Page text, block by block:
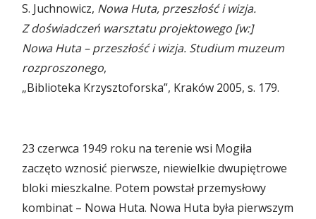
S. Juchnowicz, Nowa Huta, przeszłość i wizja.
Z doświadczeń warsztatu projektowego [w:]
Nowa Huta – przeszłość i wizja. Studium muzeum
rozproszonego,
„Biblioteka Krzysztoforska”, Kraków 2005, s. 179.
23 czerwca 1949 roku na terenie wsi Mogiła
zaczęto wznosić pierwsze, niewielkie dwupiętrowe
bloki mieszkalne. Potem powstał przemysłowy
kombinat – Nowa Huta. Nowa Huta była pierwszym